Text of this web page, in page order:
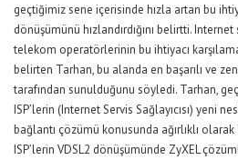
geçtiğimiz sene içerisinde hızla artan bu
dönüşümünü hızlandırdığını belirtti. Internet
telekom operatörlerinin bu ihtiyacı
belirten Tarhan, bu alanda en başarılı ve
tarafından sunulduğunu söyledi. Tarhan,
ISP’lerin (Internet Servis Sağlayıcısı) yeni
bağlantı çözümü konusunda ağırlıklı
ISP’lerin VDSL2 dönüşümünde ZyXEL